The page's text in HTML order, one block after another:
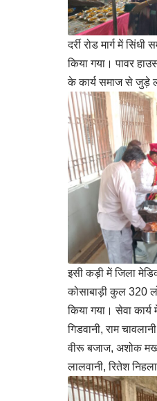
दर्री रोड मार्ग में
किया गया। पावर
के कार्य समाज से जुड़े
इसी कड़ी में जिला
कोसाबाड़ी कुल 320
किया गया। सेवा
गिडवानी, राम
वीरू बजाज, अशोक
लालवानी, रितेश